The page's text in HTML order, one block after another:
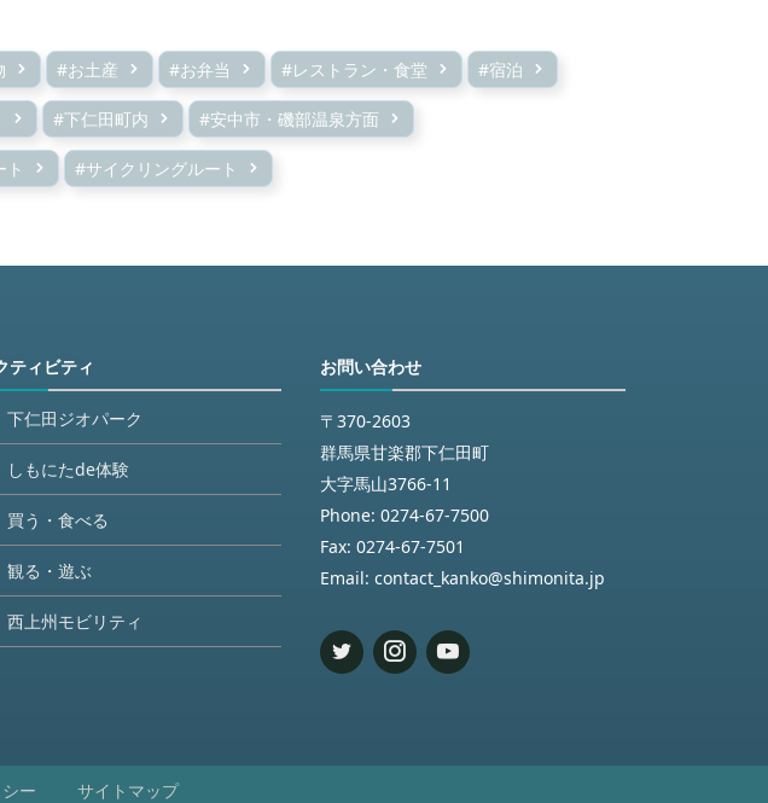
#お土産 #お弁当 #レストラン・食堂 #宿泊
#下仁田町内 #安中市・磯部温泉方面
ト #サイクリングルート
ティビティ
下仁田ジオパーク
しもにたde体験
買う・食べる
観る・遊ぶ
西上州モビリティ
お問い合わせ
〒370-2603
群馬県甘楽郡下仁田町
大字馬山3766-11
Phone: 0274-67-7500
Fax: 0274-67-7501
Email: contact_kanko@shimonita.jp
ー サイトマップ